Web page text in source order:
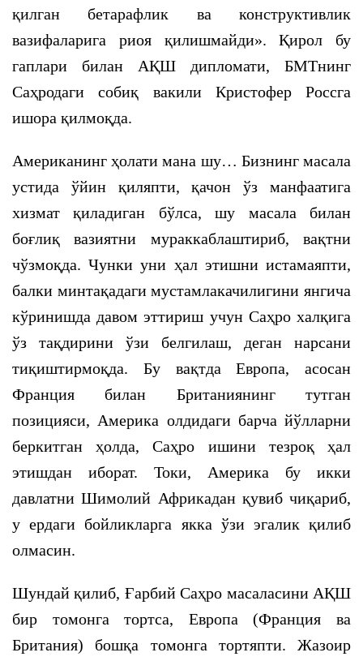
қилган бетарафлик ва конструктивлик
вазифаларига риоя қилишмайди». Қирол бу
гаплари билан АҚШ дипломати, БМТнинг
Саҳродаги собиқ вакили Кристофер Россга
ишора қилмоқда.
Американинг ҳолати мана шу… Бизнинг масала
устида ўйин қиляпти, қачон ўз манфаатига
хизмат қиладиган бўлса, шу масала билан
боғлиқ вазиятни мураккаблаштириб, вақтни
чўзмоқда. Чунки уни ҳал этишни истамаяпти,
балки минтақадаги мустамлакачилигини янгича
кўринишда давом эттириш учун Саҳро халқига
ўз тақдирини ўзи белгилаш, деган нарсани
тиқиштирмоқда. Бу вақтда Европа, асосан
Франция билан Британиянинг тутган
позицияси, Америка олдидаги барча йўлларни
беркитган ҳолда, Саҳро ишини тезроқ ҳал
этишдан иборат. Токи, Америка бу икки
давлатни Шимолий Африкадан қувиб чиқариб,
у ердаги бойликларга якка ўзи эгалик қилиб
олмасин.
Шундай қилиб, Ғарбий Саҳро масаласини АҚШ
бир томонга тортса, Европа (Франция ва
Британия) бошқа томонга тортяпти. Жазоир